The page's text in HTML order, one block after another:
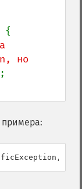
{
но
;
примера: